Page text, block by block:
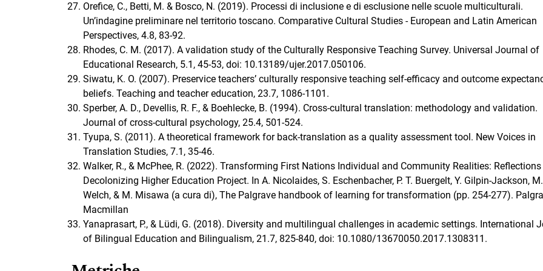
Orefice, C., Betti, M. & Bosco, N. (2019). Processi di inclusione e di esclusione nelle scuole multiculturali.
Un’indagine preliminare nel territorio toscano. Comparative Cultural Studies - European and Latin American
Perspectives, 4.8, 83‐92.
Rhodes, C. M. (2017). A validation study of the Culturally Responsive Teaching Survey. Universal Journal of
Educational Research, 5.1, 45-53, doi: 10.13189/ujer.2017.050106.
Siwatu, K. O. (2007). Preservice teachers’ culturally responsive teaching self-efficacy and outcome
beliefs. Teaching and teacher education, 23.7, 1086-1101.
Sperber, A. D., Devellis, R. F., & Boehlecke, B. (1994). Cross-cultural translation: methodology and validation.
Journal of cross-cultural psychology, 25.4, 501-524.
Tyupa, S. (2011). A theoretical framework for back-translation as a quality assessment tool. New Voices in
Translation Studies, 7.1, 35-46.
Walker, R., & McPhee, R. (2022). Transforming First Nations Individual and Community Realities: Reflections
Decolonizing Higher Education Project. In A. Nicolaides, S. Eschenbacher, P. T. Buergelt, Y. Gilpin-Jackson, M.
Welch, & M. Misawa (a cura di), The Palgrave handbook of learning for transformation (pp. 254-277).
Macmillan
Yanaprasart, P., & Lüdi, G. (2018). Diversity and multilingual challenges in academic settings. International
of Bilingual Education and Bilingualism, 21.7, 825-840, doi: 10.1080/13670050.2017.1308311.